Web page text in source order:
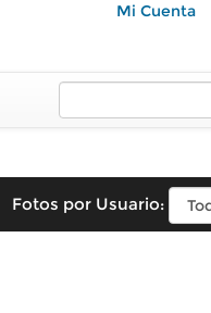
Mi Cuenta
Fotos por Usuario: